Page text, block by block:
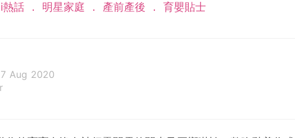
熱話 明星家庭 產前產後 育嬰貼士
Aug 2020